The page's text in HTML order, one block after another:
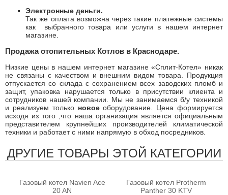
Электронные деньги.
Так же оплата возможна через такие платежные системы
как
выбранного товара или услуги в нашем интернет
магазине.
Продажа отопительных Котлов в Краснодаре.
Низкие цены в нашем интернет магазине «Сплит-Котел» никак
не связаны с качеством и внешним видом товара. Продукция
отпускается со склада с сохранением всех заводских пломб и
защит, упаковка нарушается только в присутствии клиента и
сотрудников нашей компании. Мы не занимаемся б/у техникой
и реализуем только новоеоборудование. Цена формируется
исходя из того ,что наша организация является официальным
представителем крупнейших производителей климатической
техники и работает с ними напрямую в обход посредников.
ДРУГИЕ ТОВАРЫ ЭТОЙ КАТЕГОРИИ
Газовый котел Navien Ace
20 AN
Газовый котел Protherm
Panther 30 KTV